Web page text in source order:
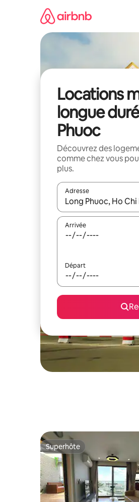
Locations
longue
Phuoc
Découvrez des
comme chez vous
plus.
Adresse
Lorsque les résultats
Arrivée
Départ
Superhôte
Superhôte